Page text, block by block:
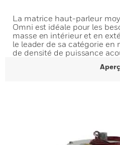
La matrice haut-parleur
Omni est idéale pour les
masse en intérieur et en
le leader de sa catégorie
de densité de puissance